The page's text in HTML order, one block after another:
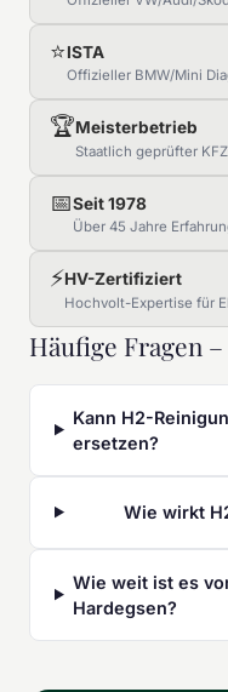
⭐ISTA
Offizieller BMW/Mini
🏆Meisterbetrieb
Staatlich geprüfter
📅Seit 1978
Über 45 Jahre
⚡HV-Zertifiziert
Hochvolt-Expertise für
Häufige Fragen
Kann H2-
ersetzen?
Wie wirkt
Wie weit ist es
Hardegsen?